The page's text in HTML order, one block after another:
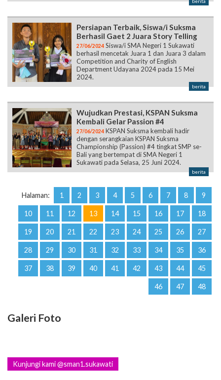
Persiapan Terbaik, Siswa/i Suksma
Berhasil Gaet 2 Juara Story Telling
27/06/2024 Siswa/i SMA Negeri 1 Sukawati
berhasil mencetak Juara 1 dan Juara 3 dalam
Competition and Charity of English
Department Udayana 2024 pada 15 Mei
2024.
berita
Wujudkan Prestasi, KSPAN Suksma
Kembali Gelar Passion #4
27/06/2024 KSPAN Suksma kembali hadir
dengan serangkaian KSPAN Suksma
Championship (Passion) #4 tingkat SMP se-
Bali yang bertempat di SMA Negeri 1
Sukawati pada Selasa, 25 Juni 2024.
berita
Halaman: 1 2 3 4 5 6 7 8 9
10 11 12 13 14 15 16 17 18
19 20 21 22 23 24 25 26 27
28 29 30 31 32 33 34 35 36
37 38 39 40 41 42 43 44 45
46 47 48
Galeri Foto
Kunjungi kami @sman1.sukawati